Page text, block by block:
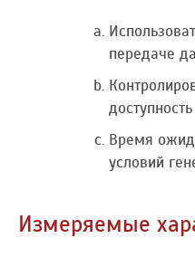
передаче
Время
условий
Измеряемые